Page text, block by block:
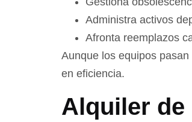
Administra activos
Afronta reemplazos
Aunque los equipos
en eficiencia.
Alquiler de